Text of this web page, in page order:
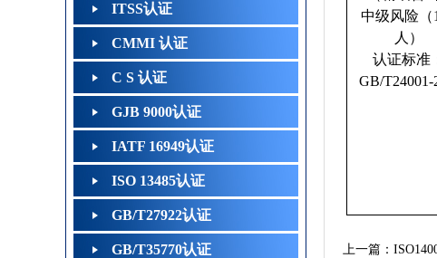
ITSS认证
CMMI 认证
C S 认证
GJB 9000认证
IATF 16949认证
ISO 13485认证
GB/T27922认证
GB/T35770认证
中级风险（
人）
认证标准
GB/T24001-
上一篇：